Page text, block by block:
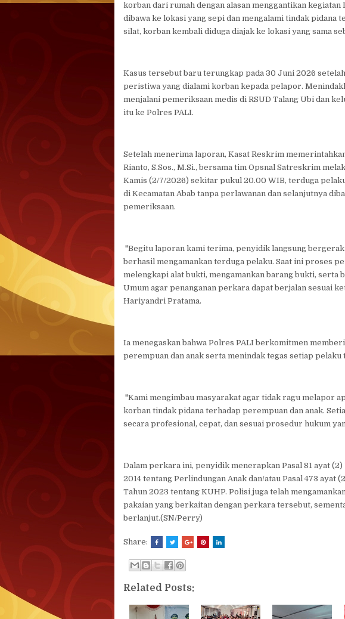
korban dari rumah dengan alasan menggantikan kegiatan
dibawa ke lokasi yang sepi dan mengalami tindak pidana
silat, korban kembali diduga diajak ke lokasi yang sama
Kasus tersebut baru terungkap pada 30 Juni 2026
peristiwa yang dialami korban kepada pelapor.
menjalani pemeriksaan medis di RSUD Talang Ubi dan
itu ke Polres PALI.
Setelah menerima laporan, Kasat Reskrim
Rianto, S.Sos., M.Si., bersama tim Opsnal Satreskrim
Kamis (2/7/2026) sekitar pukul 20.00 WIB, terduga
di Kecamatan Abab tanpa perlawanan dan selanjutnya
pemeriksaan.
"Begitu laporan kami terima, penyidik langsung
berhasil mengamankan terduga pelaku. Saat ini proses
melengkapi alat bukti, mengamankan barang bukti, serta
Umum agar penanganan perkara dapat berjalan sesuai
Hariyandri Pratama.
Ia menegaskan bahwa Polres PALI berkomitmen
perempuan dan anak serta menindak tegas setiap pelaku
"Kami mengimbau masyarakat agar tidak ragu melapor
korban tindak pidana terhadap perempuan dan anak.
secara profesional, cepat, dan sesuai prosedur hukum
Dalam perkara ini, penyidik menerapkan Pasal 81 ayat
2014 tentang Perlindungan Anak dan/atau Pasal 473 ayat
Tahun 2023 tentang KUHP. Polisi juga telah
pakaian yang berkaitan dengan perkara tersebut,
berlanjut.(SN/Perry)
Share:
Related Posts: